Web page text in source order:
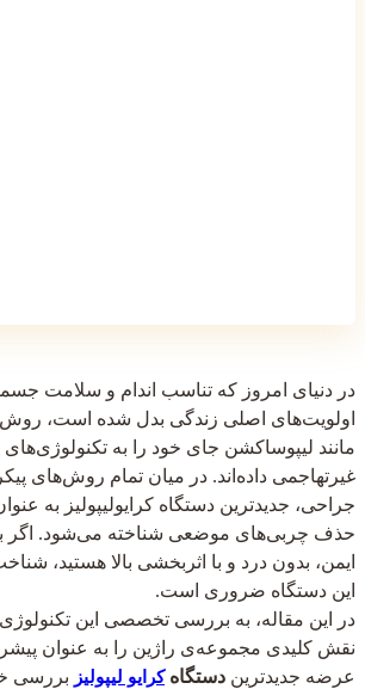
در دنیای امروز که تناسب اندام و سلامت
اولویت‌های اصلی زندگی بدل شده است،
مانند لیپوساکشن جای خود را به تکنولوژی‌های
غیرتهاجمی داده‌اند. در میان تمام روش‌های
جراحی، جدیدترین دستگاه کرایولیپولیز به
حذف چربی‌های موضعی شناخته می‌شود. اگر
ایمن، بدون درد و با اثربخشی بالا هستید،
این دستگاه ضروری است.
در این مقاله، به بررسی تخصصی این
نقش کلیدی مجموعه‌ی راژین را به عنوان
عرضه جدیدترین دستگاهکرایو لیپولیز بررسی